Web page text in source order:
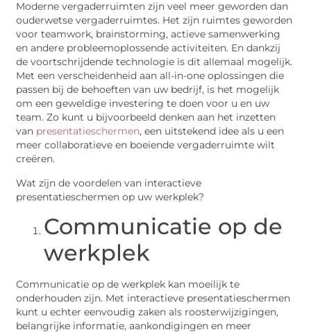
Moderne vergaderruimten zijn veel meer geworden dan
ouderwetse vergaderruimtes. Het zijn ruimtes geworden
voor teamwork, brainstorming, actieve samenwerking
en andere probleemoplossende activiteiten. En dankzij
de voortschrijdende technologie is dit allemaal mogelijk.
Met een verscheidenheid aan all-in-one oplossingen die
passen bij de behoeften van uw bedrijf, is het mogelijk
om een geweldige investering te doen voor u en uw
team. Zo kunt u bijvoorbeeld denken aan het inzetten
van presentatieschermen, een uitstekend idee als u een
meer collaboratieve en boeiende vergaderruimte wilt
creëren.
Wat zijn de voordelen van interactieve
presentatieschermen op uw werkplek?
Communicatie op de
werkplek
Communicatie op de werkplek kan moeilijk te
onderhouden zijn. Met interactieve presentatieschermen
kunt u echter eenvoudig zaken als roosterwijzigingen,
belangrijke informatie, aankondigingen en meer